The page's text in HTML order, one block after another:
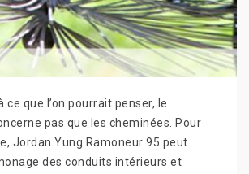
que l’on pourrait penser, le
pas que les cheminées. Pour
Jordan Yung Ramoneur 95 peut
des conduits intérieurs et